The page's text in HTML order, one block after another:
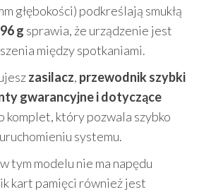
głębokości) podkreślają smukłą
g sprawia, że urządzenie jest
między spotkaniami.
zasilacz, przewodnik szybki
gwarancyjne i dotyczące
komplet, który pozwala szybko
systemu.
tym modelu nie ma napędu
kart pamięci również jest